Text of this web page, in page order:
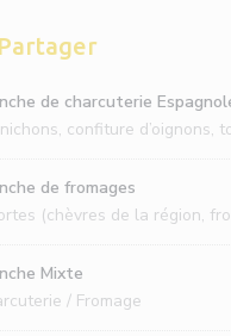
de charcuterie
confiture d’oignons,
de fromages
(chèvres de la région,
Mixte
/ Fromage